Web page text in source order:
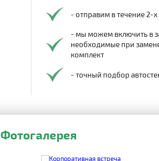
- отправим в течение 2-
- мы можем включить в
необходимые при
комплект
- точный подбор
Фотогалерея